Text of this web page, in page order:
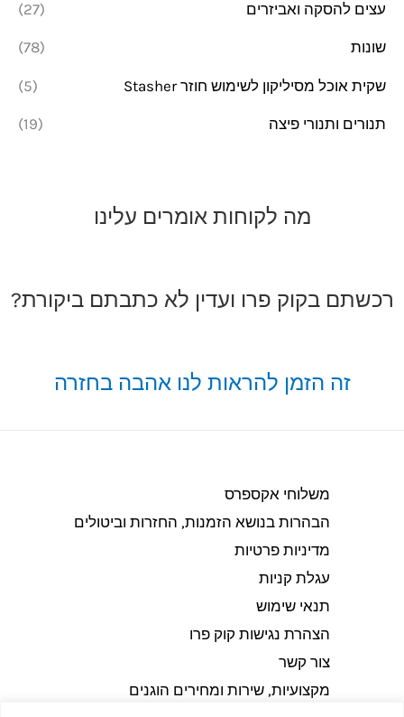
עצים להסקה ואביזרים (27)
שונות (78)
שקית אוכל מסיליקון לשימוש חוזר Stasher (5)
תנורים ותנורי פיצה (19)
מה לקוחות אומרים עלינו
רכשתם בקוק פרו ועדין לא כתבתם ביקורת?
זה הזמן להראות לנו אהבה בחזרה
משלוחי אקספרס
הבהרות בנושא הזמנות, החזרות וביטולים​
מדיניות פרטיות
עגלת קניות
תנאי שימוש
הצהרת נגישות קוק פרו
צור קשר
מקצועיות, שירות ומחירים הוגנים